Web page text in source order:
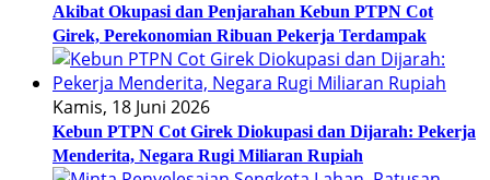
Akibat Okupasi dan Penjarahan Kebun PTPN Cot
Girek, Perekonomian Ribuan Pekerja Terdampak
Kamis, 18 Juni 2026
Kebun PTPN Cot Girek Diokupasi dan Dijarah: Pekerja
Menderita, Negara Rugi Miliaran Rupiah